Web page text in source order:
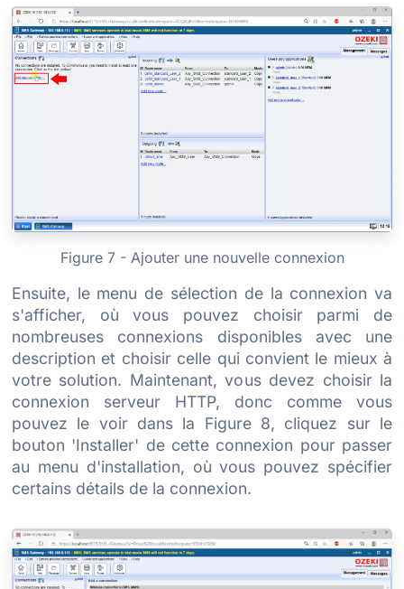
Figure 7 - Ajouter une nouvelle connexion
Ensuite, le menu de sélection de la connexion va
s'afficher, où vous pouvez choisir parmi de
nombreuses connexions disponibles avec une
description et choisir celle qui convient le mieux à
votre solution. Maintenant, vous devez choisir la
connexion serveur HTTP, donc comme vous
pouvez le voir dans la Figure 8, cliquez sur le
bouton 'Installer' de cette connexion pour passer
au menu d'installation, où vous pouvez spécifier
certains détails de la connexion.